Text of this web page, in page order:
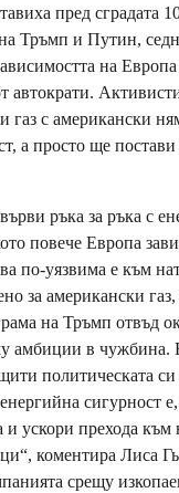
пред сградата
Тръмп и Путин,
на
автократи.
газ с американски
а просто ще
ръка за ръка с
повече Европа
по-уязвима е към
за американски
на Тръмп отвъд
амбиции в чужбина.
политическата
сигурност
и ускори прехода към
коментира Лиса
срещу